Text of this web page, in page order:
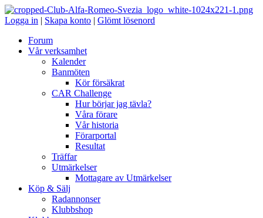
Logga in | Skapa konto | Glömt lösenord
Forum
Vår verksamhet
Kalender
Banmöten
Kör försäkrat
CAR Challenge
Hur börjar jag tävla?
Våra förare
Vår historia
Förarportal
Resultat
Träffar
Utmärkelser
Mottagare av Utmärkelser
Köp & Sälj
Radannonser
Klubbshop